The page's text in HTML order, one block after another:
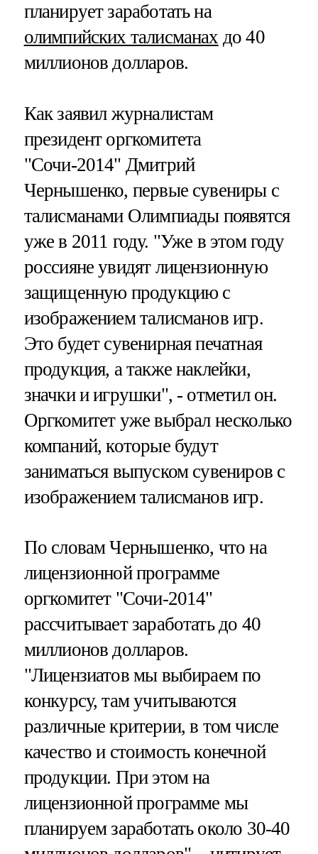
планирует заработать на
олимпийских талисманахдо 40
миллионов долларов.
Как заявил журналистам
президент оргкомитета
"Сочи-2014" Дмитрий
Чернышенко, первые сувениры с
талисманами Олимпиады появятся
уже в 2011 году. "Уже в этом году
россияне увидят лицензионную
защищенную продукцию с
изображением талисманов игр.
Это будет сувенирная печатная
продукция, а также наклейки,
значки и игрушки", - отметил он.
Оргкомитет уже выбрал несколько
компаний, которые будут
заниматься выпуском сувениров с
изображением талисманов игр.
По словам Чернышенко, что на
лицензионной программе
оргкомитет "Сочи-2014"
рассчитывает заработать до 40
миллионов долларов.
"Лицензиатов мы выбираем по
конкурсу, там учитываются
различные критерии, в том числе
качество и стоимость конечной
продукции. При этом на
лицензионной программе мы
планируем заработать около 30-40